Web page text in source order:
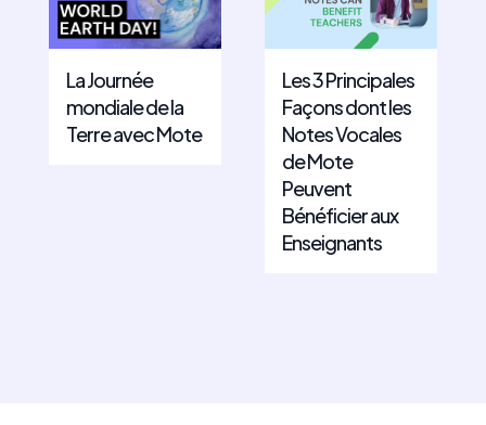
La Journée
mondiale de la
Terre avec Mote
Les 3 Principales
Façons dont les
Notes Vocales
de Mote
Peuvent
Bénéficier aux
Enseignants